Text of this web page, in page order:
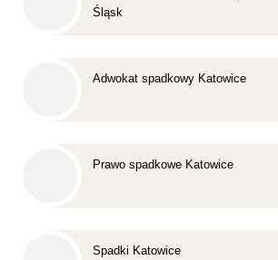
Śląsk
Adwokat spadkowy Katowice
Prawo spadkowe Katowice
Spadki Katowice